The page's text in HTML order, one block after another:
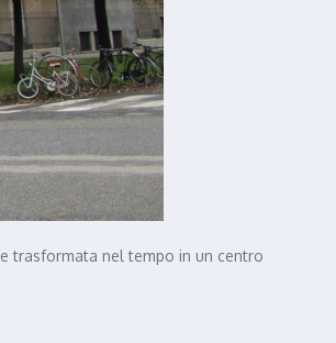
trasformata nel tempo in un centro